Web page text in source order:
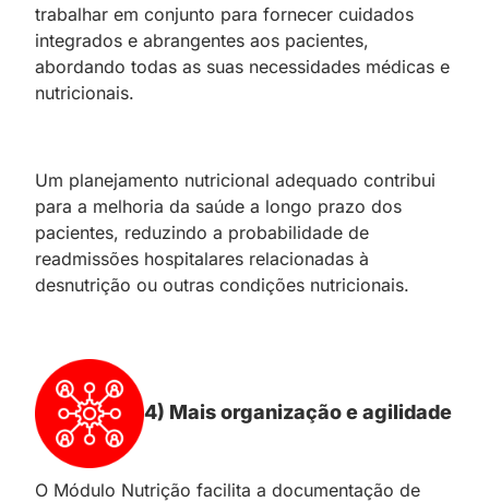
trabalhar em conjunto para fornecer cuidados
integrados e abrangentes aos pacientes,
abordando todas as suas necessidades médicas e
nutricionais.
Um planejamento nutricional adequado contribui
para a melhoria da saúde a longo prazo dos
pacientes, reduzindo a probabilidade de
readmissões hospitalares relacionadas à
desnutrição ou outras condições nutricionais.
4) Mais organização e agilidade
O Módulo Nutrição facilita a documentação de